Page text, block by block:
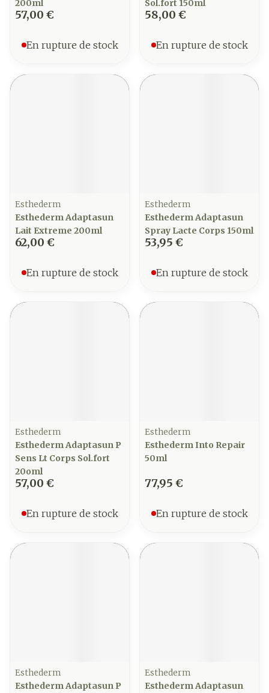
200ml
57,00 €
En rupture de stock
Sol.fort 150ml
58,00 €
En rupture de stock
Esthederm
Esthederm Adaptasun
Lait Extreme 200ml
62,00 €
En rupture de stock
Esthederm
Esthederm Adaptasun
Spray Lacte Corps 150ml
53,95 €
En rupture de stock
Esthederm
Esthederm Adaptasun P
Sens Lt Corps Sol.fort
20oml
57,00 €
En rupture de stock
Esthederm
Esthederm Into Repair
50ml
77,95 €
En rupture de stock
Esthederm
Esthederm Adaptasun P
Esthederm
Esthederm Adaptasun